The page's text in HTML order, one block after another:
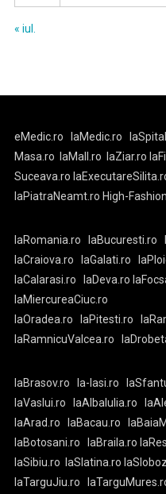
« iul.
eMedic.ro laMedic.ro
Masa.ro
laMall.ro laZiar.ro
Suceava.ro
laPiatraNeamt.ro High-
laRomania.ro laBucuresti.ro
laCraiova.ro
laGalati.ro
laCalarasi.ro
laDeva.ro
laMiercureaCiuc.ro
laOradea.ro
laPitesti.ro
laRamnicuValcea.ro
laBrasov.ro la-Iasi.ro
laVaslui.ro
laAlbaIulia.ro
laArad.ro
laBacau.ro
laBotosani.ro
laBraila.ro
laSibiu.ro
laSlatina.ro
laTarguJiu.ro